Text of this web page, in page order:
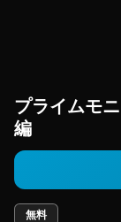
プライムモ
編
無料